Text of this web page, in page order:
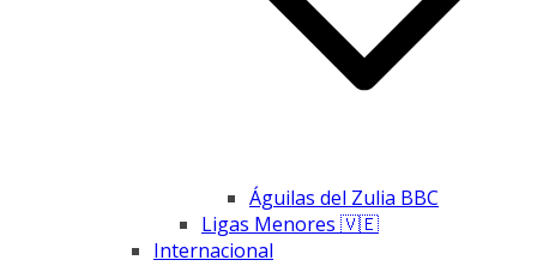
Águilas del Zulia BBC
Ligas Menores 🇻🇪
Internacional